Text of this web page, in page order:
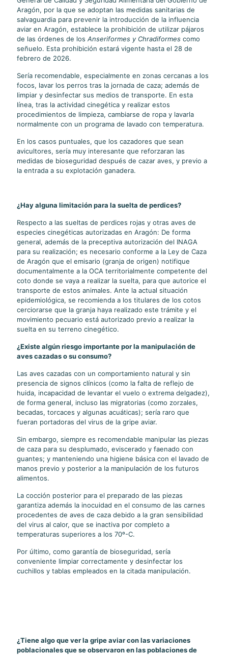
Aragón, por la que se adoptan las medidas sanitarias de
salvaguardia para prevenir la introducción de la influencia
aviar en Aragón, establece la prohibición de utilizar pájaros
de las órdenes de los Anseriformes y Chradiformes como
señuelo. Esta prohibición estará vigente hasta el 28 de
febrero de 2026.
Sería recomendable, especialmente en zonas cercanas a los
focos, lavar los perros tras la jornada de caza; además de
limpiar y desinfectar sus medios de transporte. En esta
línea, tras la actividad cinegética y realizar estos
procedimientos de limpieza, cambiarse de ropa y lavarla
normalmente con un programa de lavado con temperatura.
En los casos puntuales, que los cazadores que sean
avicultores, sería muy interesante que reforzaran las
medidas de bioseguridad después de cazar aves, y previo a
la entrada a su explotación ganadera.
¿Hay alguna limitación para la suelta de perdices?
Respecto a las sueltas de perdices rojas y otras aves de
especies cinegéticas autorizadas en Aragón: De forma
general, además de la preceptiva autorización del INAGA
para su realización; es necesario conforme a la Ley de Caza
de Aragón que el emisario (granja de origen) notifique
documentalmente a la OCA territorialmente competente del
coto donde se vaya a realizar la suelta, para que autorice el
transporte de estos animales. Ante la actual situación
epidemiológica, se recomienda a los titulares de los cotos
cerciorarse que la granja haya realizado este trámite y el
movimiento pecuario está autorizado previo a realizar la
suelta en su terreno cinegético.
¿Existe algún riesgo importante por la manipulación de
aves cazadas o su consumo?
Las aves cazadas con un comportamiento natural y sin
presencia de signos clínicos (como la falta de reflejo de
huida, incapacidad de levantar el vuelo o extrema delgadez),
de forma general, incluso las migratorias (como zorzales,
becadas, torcaces y algunas acuáticas); sería raro que
fueran portadoras del virus de la gripe aviar.
Sin embargo, siempre es recomendable manipular las piezas
de caza para su desplumado, eviscerado y faenado con
guantes; y manteniendo una higiene básica con el lavado de
manos previo y posterior a la manipulación de los futuros
alimentos.
La cocción posterior para el preparado de las piezas
garantiza además la inocuidad en el consumo de las carnes
procedentes de aves de caza debido a la gran sensibilidad
del virus al calor, que se inactiva por completo a
temperaturas superiores a los 70º-C.
Por último, como garantía de bioseguridad, sería
conveniente limpiar correctamente y desinfectar los
cuchillos y tablas empleados en la citada manipulación.
¿Tiene algo que ver la gripe aviar con las variaciones
poblacionales que se observaron en las poblaciones de